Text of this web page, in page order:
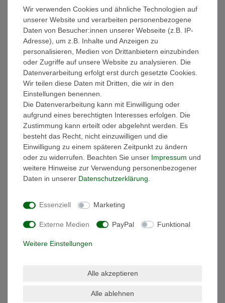
Bestandteile dieses Artikels wurden auf Schadstoffe
geprüft, somit ist der Artikel gesundheitlich unbedenklich.
Die Qualität der BIO Handtücher erfüllt somit alle
Voraussetzungen für ein hochwertiges Accessoire im
Badezimmer.
Mit einer Grammatur von 550g/qm garantieren unsere
pflegeleichten BIO Handtücher optimale Saugfähigkeit, vereint mit
überragender Weichheit und Flauschigkeit. Dabei ist der
hochwertige Naturstoff Baumwolle besonders hautsympathisch
und antiallergisch. Unsere Frotteehandtücher sind waschbar bis
60°C und trocknergeeignet. Der verarbeitete hochwertige
Ringgarn, mit kurzem dichten Flor, verhindert ein Hängenbleiben
und Ziehen von Fäden durch spitze Gegenstände, wie
beispielsweise Schmuck.
Die dauerhafte und stabile Form zeichnet das BIO Handtuch
ebenso aus wie die Bordüre die sich beim waschen nicht
hier an erster Stelle. Beim praktisch-eingenähten
Haltbarkeit und ermöglicht ein unkompliziertes Aufhängen am
unseren BIO Handtüchern sorgen Sie für ein Wellnesserlebnis im
Wir verwenden Cookies und ähnliche Technologien auf
unserer Website und verarbeiten personenbezogene
Daten von Besucher:innen unserer Webseite (z.B. IP-
Adresse), um z.B. Inhalte und Anzeigen zu
personalisieren, Medien von Drittanbietern einzubinden
oder Zugriffe auf unsere Website zu analysieren. Die
Datenverarbeitung erfolgt erst durch gesetzte Cookies.
Wir teilen diese Daten mit Dritten, die wir in den
Einstellungen benennen.
Die Datenverarbeitung kann mit Einwilligung oder
aufgrund eines berechtigten Interesses erfolgen. Die
Zustimmung kann erteilt oder abgelehnt werden. Es
besteht das Recht, nicht einzuwilligen und die
Einwilligung zu einem späteren Zeitpunkt zu ändern
oder zu widerrufen. Beachten Sie unser Impressum und
weitere Hinweise zur Verwendung personenbezogener
Daten in unserer Daten­schutz­erklärung
Essenziell Marketing
Externe Medien PayPal Funktional
Weitere Einstellungen
Alle akzeptieren
Alle ablehnen